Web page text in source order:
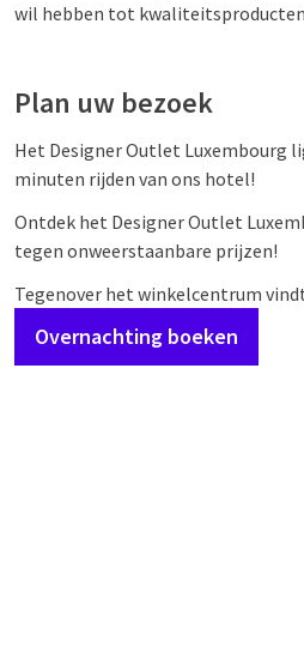
wil hebben tot
Plan uw bezoek
Het Designer Outlet Luxembourg
minuten rijden van ons hotel!
Ontdek het Designer Outlet
tegen onweerstaanbare prijzen!
Tegenover het winkelcentrum
Overnachting boeken